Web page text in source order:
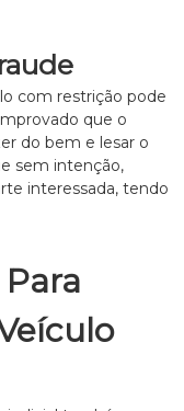
com restrição pode
que o
do bem e lesar o
sem intenção,
interessada, tendo